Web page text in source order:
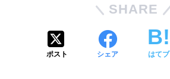
SHARE
ポスト シェア はてブ